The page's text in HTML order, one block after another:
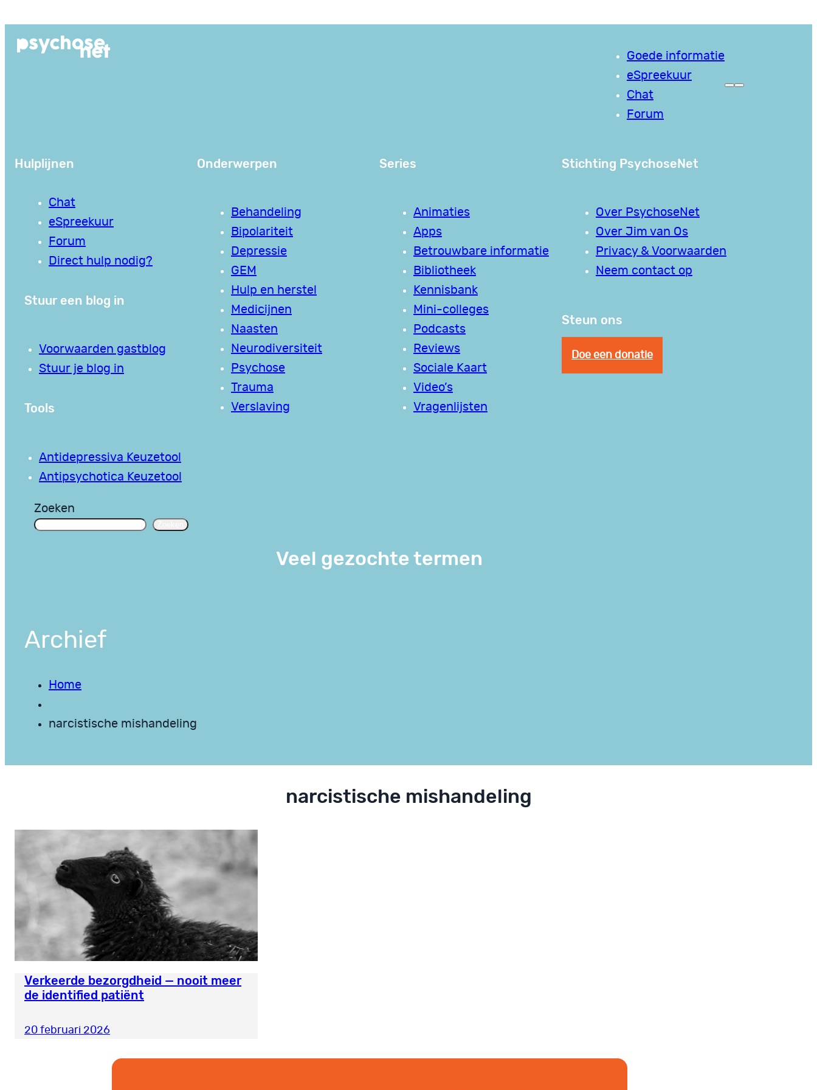
de
Goede informatie
eSpreekuur
Chat
Forum
Hulplijnen
Chat
eSpreekuur
Forum
Direct hulp nodig?
Stuur een blog in
Voorwaarden gastblog
Stuur je blog in
Tools
Antidepressiva Keuzetool
Antipsychotica Keuzetool
Onderwerpen
Behandeling
Bipolariteit
Depressie
GEM
Hulp en herstel
Medicijnen
Naasten
Neurodiversiteit
Psychose
Trauma
Verslaving
Series
Animaties
Apps
Betrouwbare informatie
Bibliotheek
Kennisbank
Mini-colleges
Podcasts
Reviews
Sociale Kaart
Video’s
Vragenlijsten
Stichting PsychoseNet
Over PsychoseNet
Over Jim van Os
Privacy & Voorwaarden
Neem contact op
Steun ons
Doe een donatie
Zoeken
Veel gezochte termen
Archief
Home
narcistische mishandeling
narcistische mishandeling
Verkeerde bezorgdheid — nooit meer
de identified patiënt
20 februari 2026